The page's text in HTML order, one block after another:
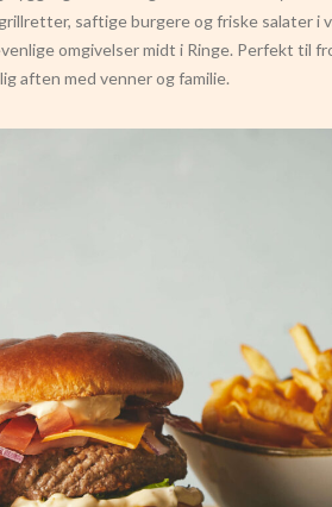
saftige burgere og friske salater i
omgivelser midt i Ringe. Perfekt til
aften med venner og familie.